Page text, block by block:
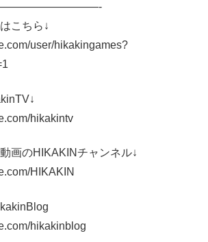
こちら↓
user/hikakingames?
hikakintv
画のHIKAKINチャンネル↓
HIKAKIN
hikakinblog